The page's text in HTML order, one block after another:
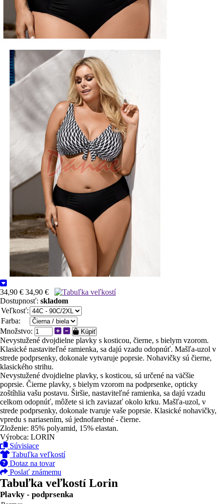
34,90 € 34,90 €
Dostupnosť: skladom
Veľkosť:
Farba:
Množstvo:
Kúpiť
Nevystužené dvojdielne plavky s kosticou, čierne, s bielym vzorom.
Klasické nastaviteľné ramienka, sa dajú vzadu odopnúť. Mašľa-uzol v
strede podprsenky, dokonale vytvaruje poprsie. Nohavičky sú čierne,
klasického strihu.
Nevystužené dvojdielne plavky, s kosticou, sú určené na väčšie
poprsie. Čierne plavky, s bielym vzorom na podprsenke, opticky
zoštíhlia vašu postavu. Širšie, nastaviteľné ramienka, sa dajú vzadu
celkom odopnúť, môžete si ich zaviazať okolo krku. Mašľa-uzol, v
strede podprsenky, dokonale tvaruje vaše poprsie. Klasické nohavičky,
vpredu s nariasením, sú jednofarebné - čierne.
Zloženie: 85% polyamid, 15% elastan.
Výrobca: LORIN
Súvisiace
Tabuľka veľkostí
Dotaz na tovar
Poslať známemu
Tabuľka veľkostí Lorin
Plavky - podprsenka